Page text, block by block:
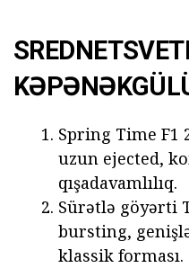
Spring Time F1
uzun ejected,
qışadavamlılıq.
Sürətlə göyərti
bursting,
klassik